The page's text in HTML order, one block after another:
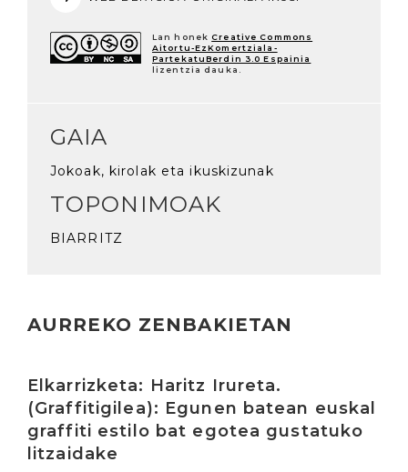
Lan honek Creative Commons
Aitortu-EzKomertziala-
PartekatuBerdin 3.0 Espainia
lizentzia dauka.
GAIA
Jokoak, kirolak eta ikuskizunak
TOPONIMOAK
BIARRITZ
AURREKO ZENBAKIETAN
Elkarrizketa: Haritz Irureta.
(Graffitigilea): Egunen batean euskal
graffiti estilo bat egotea gustatuko
litzaidake